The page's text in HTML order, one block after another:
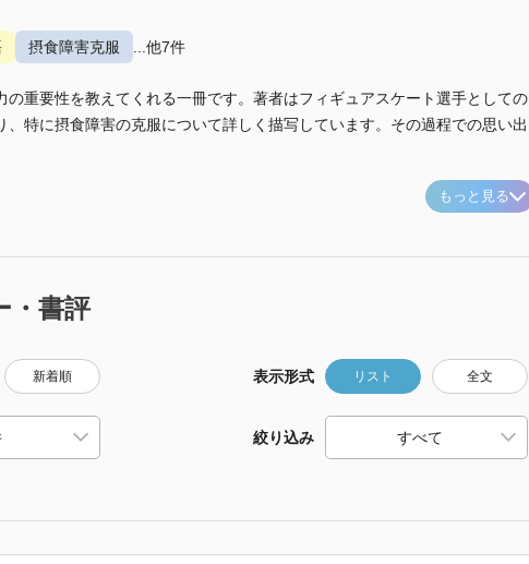
摂食障害克服 ...他7件
の重要性を教えてくれる一冊です。著者はフィギュアスケート選手としての
、特に摂食障害の克服について詳しく描写しています。その過程での思い出
もっと見る
・書評
新着順 表示形式 リスト 全文
絞り込み